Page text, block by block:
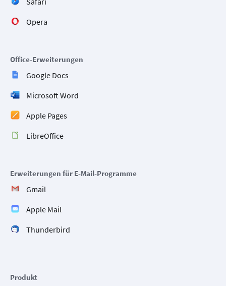
Opera
Office-Erweiterungen
Google Docs
Microsoft Word
Apple Pages
LibreOffice
Erweiterungen für E-Mail-Programme
Gmail
Apple Mail
Thunderbird
Produkt